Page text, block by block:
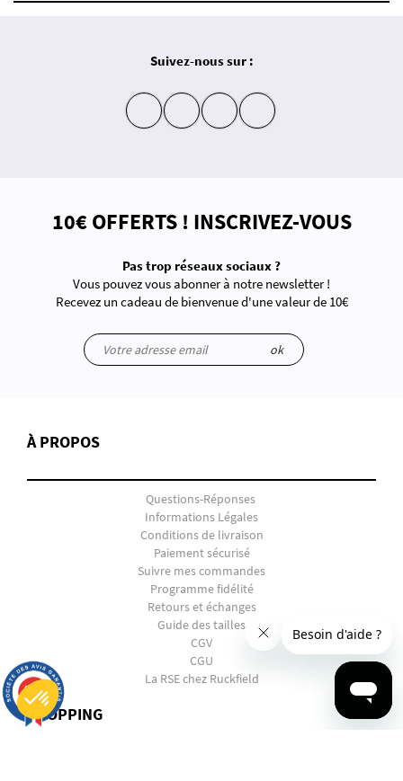
Suivez-nous sur :
insta fb yt in
10€ OFFERTS ! INSCRIVEZ-VOUS
Pas trop réseaux sociaux ?
Vous pouvez vous abonner à notre newsletter !
Recevez un cadeau de bienvenue d'une valeur de 10€
ok
À PROPOS
Questions-Réponses
Informations Légales
Conditions de livraison
Paiement sécurisé
Suivre mes commandes
Programme fidélité
Retours et échanges
Guide des tailles
CGV
CGU
La RSE chez Ruckfield
SHOPPING
9.7 /10
2847 avis